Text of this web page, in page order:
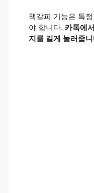
책갈피 기능은 특
야 합니다. 카톡에
지를 길게 눌러줍